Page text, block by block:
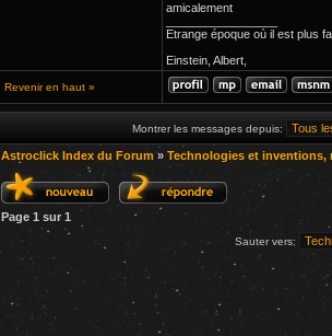
amicalement
Etrange époque où il est plus
Einstein, Albert,
Revenir en haut »
Montrer les messages depuis:
Astroclick Index du Forum » Technologies et inventions,
Page 1 sur 1
Sauter vers: